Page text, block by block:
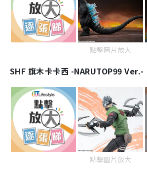
點擊圖片放大
SHF 旗木卡卡西 -NARUTOP99 Ver.-
點擊圖片放大